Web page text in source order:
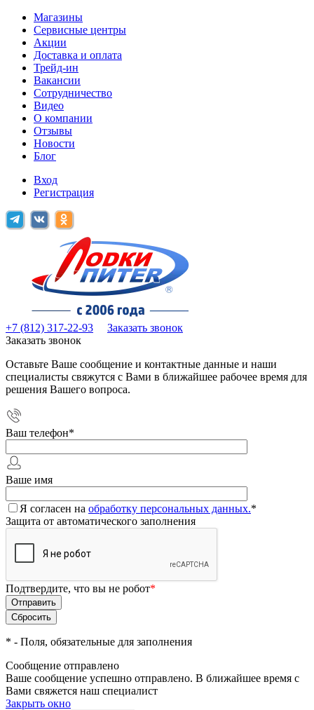
Магазины
Сервисные центры
Акции
Доставка и оплата
Трейд-ин
Вакансии
Сотрудничество
Видео
О компании
Отзывы
Новости
Блог
Вход
Регистрация
+7 (812) 317-22-93
Заказать звонок
Заказать звонок
Оставьте Ваше сообщение и контактные данные и наши
специалисты свяжутся с Вами в ближайшее рабочее время для
решения Вашего вопроса.
Ваш телефон*
Ваше имя
Я согласен на обработку персональных данных.*
Защита от автоматического заполнения
Подтвердите, что вы не робот*
* - Поля, обязательные для заполнения
Сообщение отправлено
Ваше сообщение успешно отправлено. В ближайшее время с
Вами свяжется наш специалист
Закрыть окно